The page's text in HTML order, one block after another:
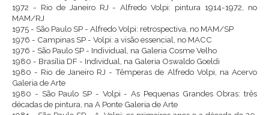
1972 - Rio de Janeiro RJ - Alfredo Volpi: pintura 1914-1972, no
MAM/RJ
1975 - São Paulo SP - Alfredo Volpi: retrospectiva, no MAM/SP
1976 - Campinas SP - Volpi: a visão essencial, no MACC
1976 - São Paulo SP - Individual, na Galeria Cosme Velho
1980 - Brasília DF - Individual, na Galeria Oswaldo Goeldi
1980 - Rio de Janeiro RJ - Têmperas de Alfredo Volpi, na Acervo
Galeria de Arte
1980 - São Paulo SP - Volpi - As Pequenas Grandes Obras: três
décadas de pintura, na A Ponte Galeria de Arte